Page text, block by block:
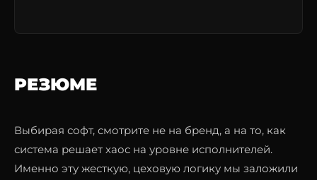
РЕЗЮМЕ
Выбирая софт, смотрите не на бренд, а на то, как
система решает хаос на уровне исполнителей.
Именно эту жесткую, цеховую логику мы заложили